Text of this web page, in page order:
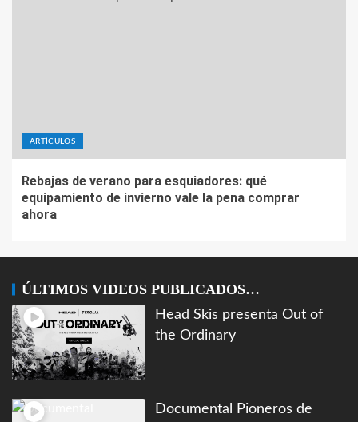
ARTÍCULOS
Rebajas de verano para esquiadores: qué
equipamiento de invierno vale la pena comprar
ahora
ÚLTIMOS VIDEOS PUBLICADOS…
Head Skis presenta Out of
the Ordinary
Documental Pioneros de